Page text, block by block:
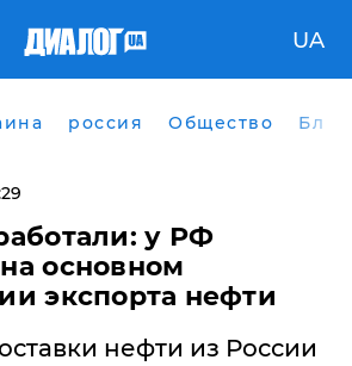
UA
россия Общество
у РФ
основном
экспорта нефти
нефти из России